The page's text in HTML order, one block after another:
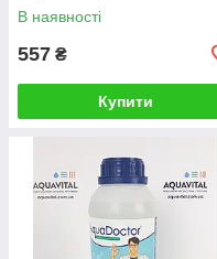
В наявності
557 ₴
Купити